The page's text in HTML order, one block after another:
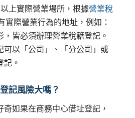
上實際營業場所，根據營業稅
實際營業行為的地址，例如：
皆必須辦理營業稅籍登記。
可以「公司」、「分公司」或
記。
記風險大嗎？
如果在商務中心借址登記，